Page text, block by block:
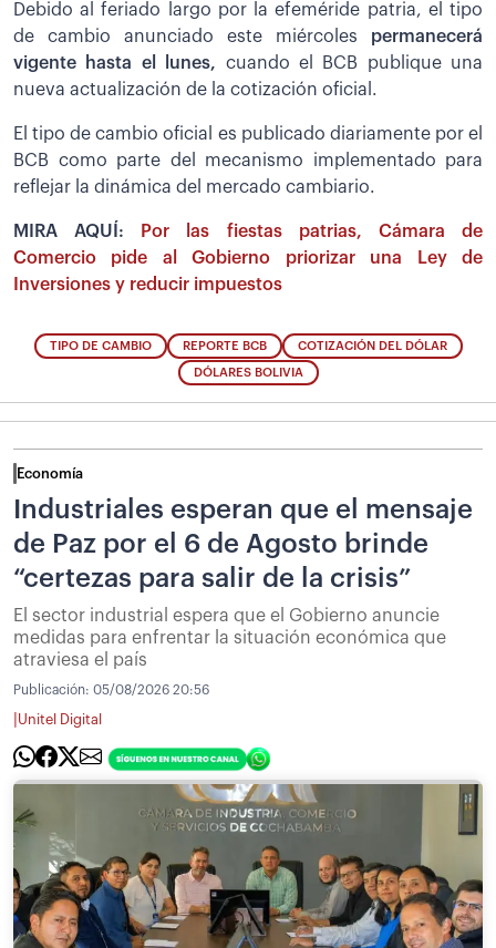
Debido al feriado largo por la efeméride patria, el tipo
de cambio anunciado este miércoles permanecerá
vigente hasta el lunes, cuando el BCB publique una
nueva actualización de la cotización oficial.
El tipo de cambio oficial es publicado diariamente por el
BCB como parte del mecanismo implementado para
reflejar la dinámica del mercado cambiario.
MIRA AQUÍ:
Por las fiestas patrias, Cámara de
Comercio pide al Gobierno priorizar una Ley de
Inversiones y reducir impuestos
TIPO DE CAMBIO REPORTE BCB COTIZACIÓN DEL DÓLAR
DÓLARES BOLIVIA
Economía
Industriales esperan que el mensaje
de Paz por el 6 de Agosto brinde
“certezas para salir de la crisis”
El sector industrial espera que el Gobierno anuncie
medidas para enfrentar la situación económica que
atraviesa el país
Publicación: 05/08/2026 20:56
Unitel Digital